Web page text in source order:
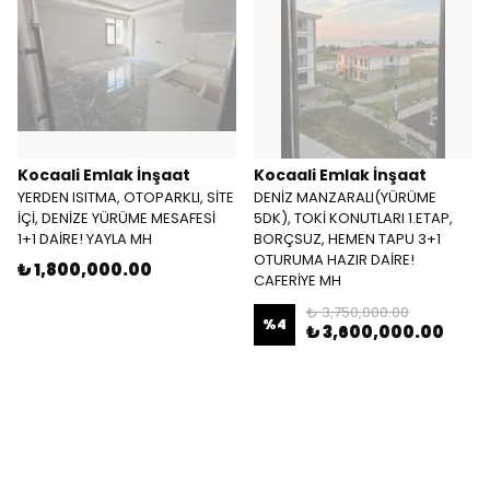
Kocaali Emlak İnşaat
YERDEN ISITMA, OTOPARKLI, SİTE
İÇİ, DENİZE YÜRÜME MESAFESİ
1+1 DAİRE! YAYLA MH
₺ 1,800,000.00
Kocaali Emlak İnşaat
DENİZ MANZARALI(YÜRÜME
5DK), TOKİ KONUTLARI 1.ETAP,
BORÇSUZ, HEMEN TAPU 3+1
OTURUMA HAZIR DAİRE!
CAFERİYE MH
%4
₺ 3,750,000.00
₺ 3,600,000.00